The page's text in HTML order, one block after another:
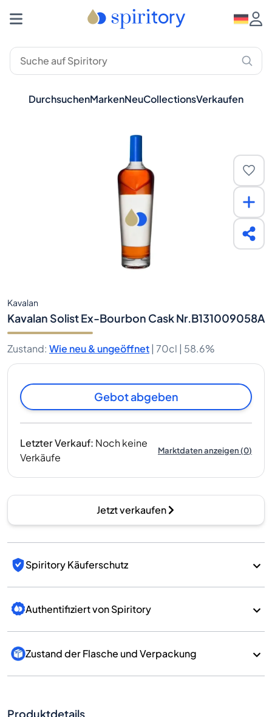
DurchsuchenMarkenNeuCollectionsVerkaufen
Kavalan
Kavalan Solist Ex-Bourbon Cask Nr.B131009058A
Zustand: Wie neu & ungeöffnet | 70cl | 58.6%
Gebot abgeben
Letzter Verkauf: Noch keine
Verkäufe
Marktdaten anzeigen(0)
Jetzt verkaufen
Spiritory Käuferschutz
Authentifiziert von Spiritory
Zustand der Flasche und Verpackung
Produktdetails